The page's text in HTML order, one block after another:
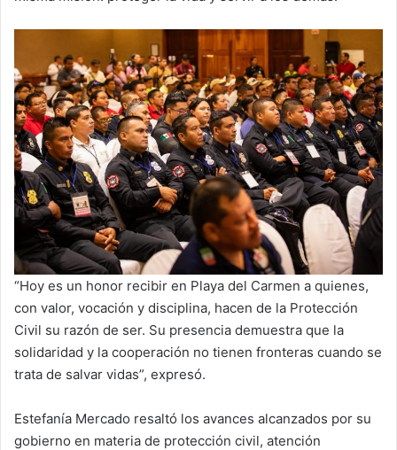
“Hoy es un honor recibir en Playa del Carmen a quienes,
con valor, vocación y disciplina, hacen de la Protección
Civil su razón de ser. Su presencia demuestra que la
solidaridad y la cooperación no tienen fronteras cuando se
trata de salvar vidas”, expresó.
Estefanía Mercado resaltó los avances alcanzados por su
gobierno en materia de protección civil, atención